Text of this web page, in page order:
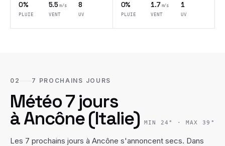
0%
PLUIE
5.5 m/s
VENT
8
UV
0%
PLUIE
1.7 m/s
VENT
1
UV
02 7 PROCHAINS JOURS
Météo 7 jours
àAncône(Italie) MIN 24 ° · MAX39 °
Les 7 prochains jours à Ancône s'annoncent secs. Dans